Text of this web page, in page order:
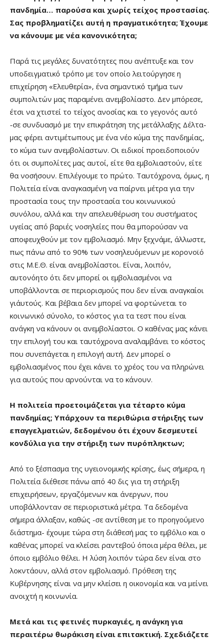
πανδημία… παρούσα και χωρίς τείχος προστασίας.
Σας προβληματίζει αυτή η πραγματικότητα; Έχουμε
να κάνουμε με νέα κανονικότητα;
Παρά τις μεγάλες δυνατότητες που ανέπτυξε και τον
υποδειγματικό τρόπο με τον οποίο λειτούργησε η
επιχείρηση «Ελευθερία», ένα σημαντικό τμήμα των
συμπολιτών μας παραμένει ανεμβολίαστο. Δεν μπόρεσε,
έτσι να χτιστεί το τείχος ανοσίας και το γεγονός αυτό
-σε συνδυασμό με την επικράτηση της μετάλλαξης Δέλτα-
μας φέρει αντιμέτωπους με ένα νέο κύμα της πανδημίας,
το κύμα των ανεμβολίαστων. Οι ειδικοί προειδοποιούν
ότι οι συμπολίτες μας αυτοί, είτε θα εμβολιαστούν, είτε
θα νοσήσουν. Επιλέγουμε το πρώτο. Ταυτόχρονα, όμως, η
Πολιτεία είναι αναγκασμένη να παίρνει μέτρα για την
προστασία τους την προστασία του κοινωνικού
συνόλου, αλλά και την απελευθέρωση του συστήματος
υγείας από βαριές νοσηλείες που θα μπορούσαν να
αποφευχθούν με τον εμβολιασμό. Μην ξεχνάμε, άλλωστε,
πως πάνω από το 90% των νοσηλευόμενων με κορονοϊό
στις Μ.Ε.Θ. είναι ανεμβολίαστοι. Είναι, λοιπόν,
αυτονόητο ότι δεν μπορεί οι εμβολιασμένοι να
υποβάλλονται σε περιορισμούς που δεν είναι αναγκαίοι
γι΄αυτούς. Και βέβαια δεν μπορεί να φορτώνεται το
κοινωνικό σύνολο, το κόστος για τα τεστ που είναι
ανάγκη να κάνουν οι ανεμβολίαστοι. Ο καθένας μας κάνει
την επιλογή του και ταυτόχρονα αναλαμβάνει το κόστος
που συνεπάγεται η επιλογή αυτή. Δεν μπορεί ο
εμβολιασμένος που έχει κάνει το χρέος του να πληρώνει
για αυτούς που αρνούνται να το κάνουν.
Η πολιτεία προετοιμάζεται για τέταρτο κύμα
πανδημίας; Υπάρχουν τα περιθώρια στήριξης των
επαγγελματιών, δεδομένου ότι έχουν δεσμευτεί
κονδύλια για την στήριξη των πυρόπληκτων;
Από το ξέσπασμα της υγειονομικής κρίσης, έως σήμερα, η
Πολιτεία διέθεσε πάνω από 40 δις για τη στήριξη
επιχειρήσεων, εργαζόμενων και άνεργων, που
υποβάλλονταν σε περιοριστικά μέτρα. Τα δεδομένα
σήμερα άλλαξαν, καθώς -σε αντίθεση με το προηγούμενο
διάστημα- έχουμε τώρα στη διάθεσή μας το εμβόλιο και ο
καθένας μπορεί να κλείσει ραντεβού όποια μέρα θέλει, με
όποιο εμβόλιο θέλει. Η λύση λοιπόν τώρα δεν είναι στο
λοκντάουν, αλλά στον εμβολιασμό. Πρόθεση της
Κυβέρνησης είναι να μην κλείσει η οικονομία και να μείνει
ανοιχτή η κοινωνία.
Μετά και τις φετινές πυρκαγιές, η ανάγκη για
περαιτέρω θωράκιση είναι επιτακτική. Σχεδιάζετε